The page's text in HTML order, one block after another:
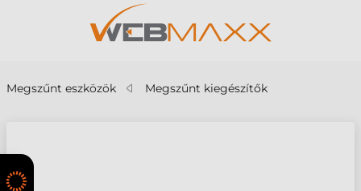
Megszűnt eszközök Megszűnt kiegészítők